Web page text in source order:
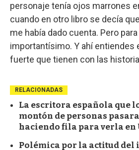
personaje tenía ojos marrones
cuando en otro libro se decía
me había dado cuenta. Pero para
importantísimo. Y ahí entiendes
fuerte que tienen con las
RELACIONADAS
La escritora española que
montón de personas
haciendo fila para verla en
Polémica por la actitud del